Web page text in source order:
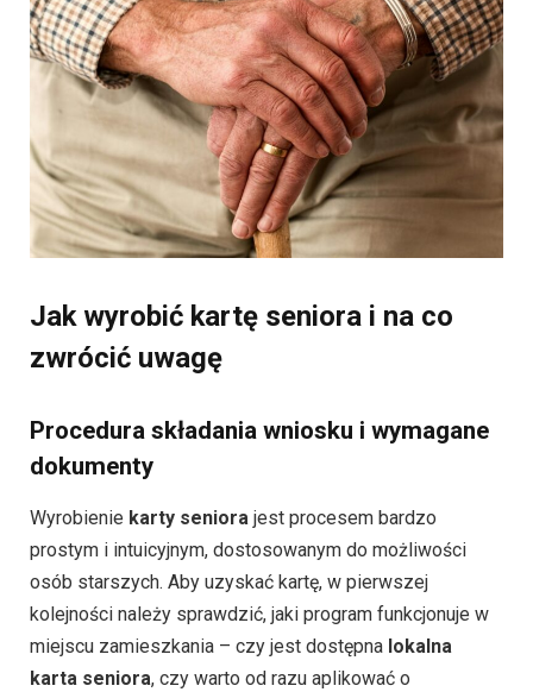
Jak wyrobić kartę seniora i na co
zwrócić uwagę
Procedura składania wniosku i wymagane
dokumenty
Wyrobienie karty seniora jest procesem bardzo
prostym i intuicyjnym, dostosowanym do możliwości
osób starszych. Aby uzyskać kartę, w pierwszej
kolejności należy sprawdzić, jaki program funkcjonuje w
miejscu zamieszkania – czy jest dostępna lokalna
karta seniora, czy warto od razu aplikować o